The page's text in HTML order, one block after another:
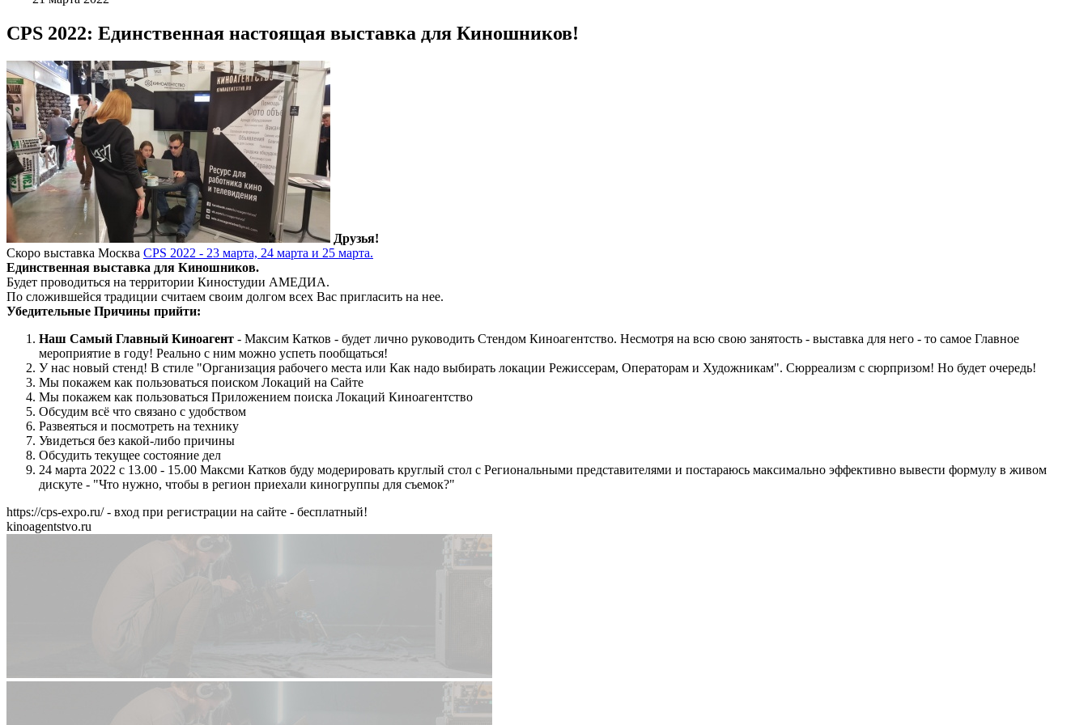
CPS 2022: Единственная настоящая выставка для Киношников!
Друзья!
Скоро выставка Москва CPS 2022 - 23 марта, 24 марта и 25 марта.
Единственная выставка для Киношников.
Будет проводиться на территории Киностудии АМЕДИА.
По сложившейся традиции считаем своим долгом всех Вас пригласить на нее.
Убедительные Причины прийти:
Наш Самый Главный Киноагент - Максим Катков - будет лично руководить Стендом Киноагентство. Несмотря на всю свою занятость - выставка для него - то самое Главное
мероприятие в году! Реально с ним можно успеть пообщаться!
У нас новый стенд! В стиле "Организация рабочего места или Как надо выбирать локации Режиссерам, Операторам и Художникам". Сюрреализм с сюрпризом! Но будет очередь!
Мы покажем как пользоваться поиском Локаций на Сайте
Мы покажем как пользоваться Приложением поиска Локаций Киноагентство
Обсудим всё что связано с удобством
Развеяться и посмотреть на технику
Увидеться без какой-либо причины
Обсудить текущее состояние дел
24 марта 2022 с 13.00 - 15.00 Максми Катков буду модерировать круглый стол с Региональными представителями и постараюсь максимально эффективно вывести формулу в живом
дискуте - "Что нужно, чтобы в регион приехали киногруппы для съемок?"
https://cps-expo.ru/ - вход при регистрации на сайте - бесплатный!
kinoagentstvo.ru